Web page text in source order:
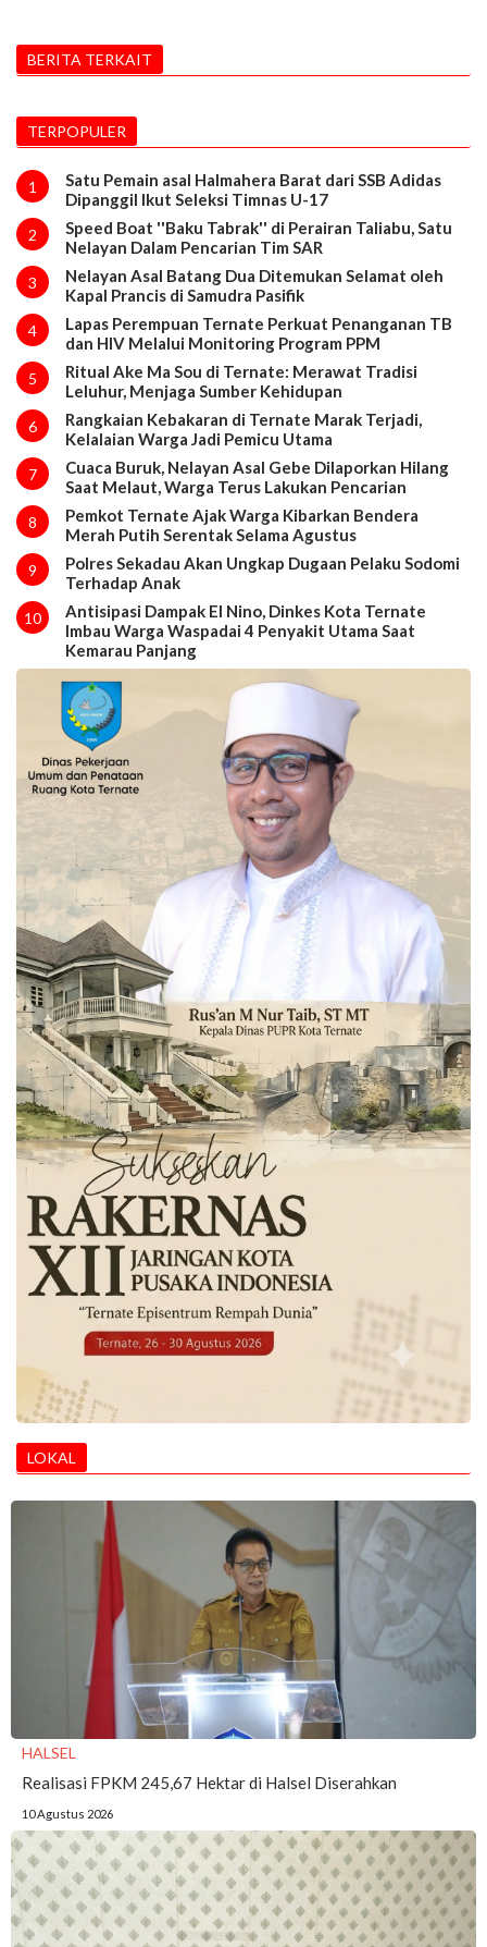
BERITA TERKAIT
TERPOPULER
1
Satu Pemain asal Halmahera Barat dari SSB Adidas
Dipanggil Ikut Seleksi Timnas U-17
2
Speed Boat ''Baku Tabrak'' di Perairan Taliabu, Satu
Nelayan Dalam Pencarian Tim SAR
3
Nelayan Asal Batang Dua Ditemukan Selamat oleh
Kapal Prancis di Samudra Pasifik
4
Lapas Perempuan Ternate Perkuat Penanganan TB
dan HIV Melalui Monitoring Program PPM
5
Ritual Ake Ma Sou di Ternate: Merawat Tradisi
Leluhur, Menjaga Sumber Kehidupan
6
Rangkaian Kebakaran di Ternate Marak Terjadi,
Kelalaian Warga Jadi Pemicu Utama
7
Cuaca Buruk, Nelayan Asal Gebe Dilaporkan Hilang
Saat Melaut, Warga Terus Lakukan Pencarian
8
Pemkot Ternate Ajak Warga Kibarkan Bendera
Merah Putih Serentak Selama Agustus
9
Polres Sekadau Akan Ungkap Dugaan Pelaku Sodomi
Terhadap Anak
10
Antisipasi Dampak El Nino, Dinkes Kota Ternate
Imbau Warga Waspadai 4 Penyakit Utama Saat
Kemarau Panjang
LOKAL
HALSEL
Realisasi FPKM 245,67 Hektar di Halsel Diserahkan
10 Agustus 2026